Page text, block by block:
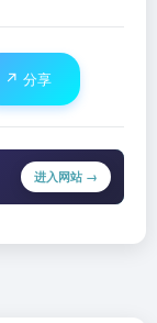
↗️ 分享
进入网站 →